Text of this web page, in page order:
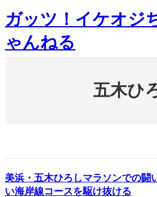
容
ス
キ
ガッツ！イケオジ
ゃんねる
五木ひ
美浜・五木ひろしマラソンでの闘
い海岸線コースを駆け抜ける